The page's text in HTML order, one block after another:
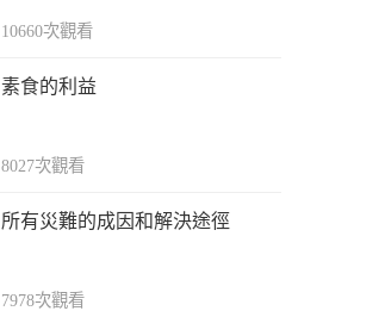
3:22
10660次觀看
素食的利益
8027次觀看
所有災難的成因和解決途徑
7978次觀看